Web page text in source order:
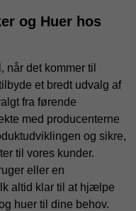
og Huer hos
når det kommer til
et bredt udvalg af
fra førende
med producenterne
og sikre,
til vores kunder.
eller en
altid klar til at hjælpe
huer til dine behov.